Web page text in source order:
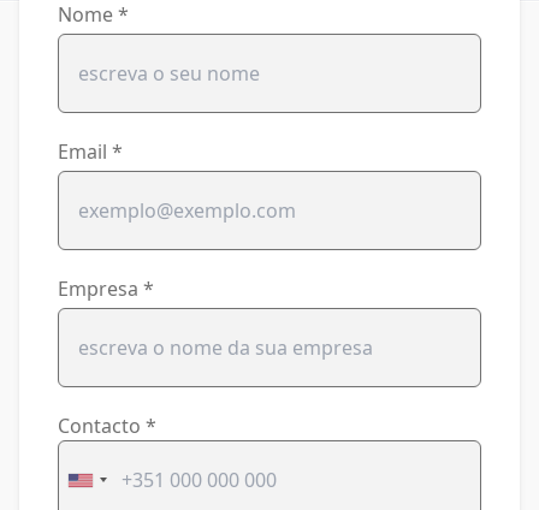
Nome*
Email *
Empresa *
Contacto *